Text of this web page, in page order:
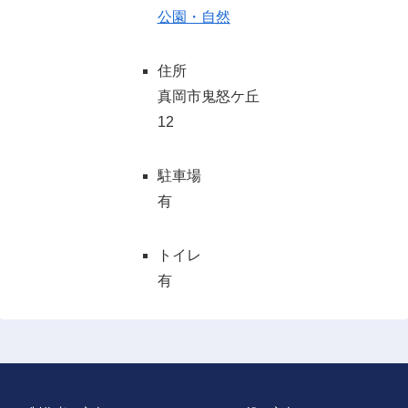
公園・自然
住所
真岡市鬼怒ケ丘
12
駐車場
有
トイレ
有